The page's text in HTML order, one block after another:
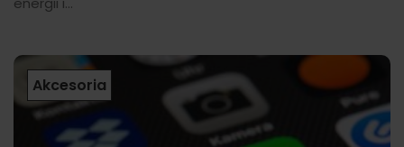
Akcesoria